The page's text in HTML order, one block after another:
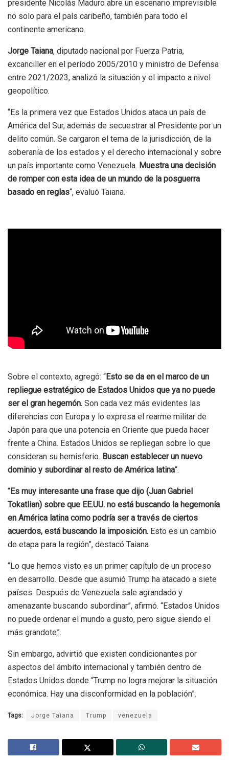
presidente Nicolás Maduro abre un escenario imprevisible
no solo para el país caribeño, también para todo el
continente americano.
Jorge Taiana, diputado nacional por Fuerza Patria,
excanciller en el período 2005/2010 y ministro de Defensa
entre 2021/2023, analizó la situación y el impacto a nivel
geopolítico.
“Es la primera vez que Estados Unidos ataca un país de
América del Sur, además de secuestrar al Presidente por un
delito común. Se cargaron el tema de la jurisdicción, de la
soberanía de los estados y el derecho internacional y sobre
un país importante como Venezuela. Muestra una decisión
de romper con esta idea de un mundo de la posguerra
basado en reglas“, evaluó Taiana.
Sobre el contexto, agregó: “Esto se da en el marco de un
repliegue estratégico de Estados Unidos que ya no puede
ser el gran hegemón. Son cada vez más evidentes las
diferencias con Europa y lo expresa el rearme militar de
Japón para que una potencia en Oriente que pueda hacer
frente a China. Estados Unidos se repliegan sobre lo que
consideran su hemisferio. Buscan establecer un nuevo
dominio y subordinar al resto de América latina“.
“Es muy interesante una frase que dijo (Juan Gabriel
Tokatlian) sobre que EE.UU. no está buscando la hegemonía
en América latina como podría ser a través de ciertos
acuerdos, está buscando la imposición. Esto es un cambio
de etapa para la región”, destacó Taiana.
“Lo que hemos visto es un primer capítulo de un proceso
en desarrollo. Desde que asumió Trump ha atacado a siete
países. Después de Venezuela sale agrandado y
amenazante buscando subordinar”, afirmó. “Estados Unidos
no puede ordenar el mundo a gusto, pero sigue siendo el
más grandote”.
Sin embargo, advirtió que existen condicionantes por
aspectos del ámbito internacional y también dentro de
Estados Unidos donde “Trump no logra mejorar la situación
económica. Hay una disconformidad en la población”.
Tags: Jorge Taiana Trump venezuela